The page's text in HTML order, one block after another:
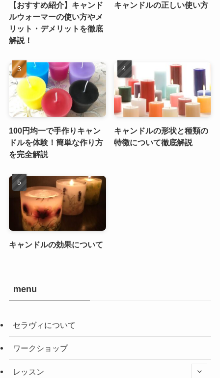
【おすすめ紹介】キャンド
ルウォーマーの使い方やメ
リット・デメリットを徹底
解説！
キャンドルの正しい使い方
100円均一で手作りキャン
ドルを体験！簡単な作り方
を完全解説
キャンドルの形状と種類の
特徴について徹底解説
キャンドルの効果について
menu
セラヴィについて
ワークショップ
レッスン